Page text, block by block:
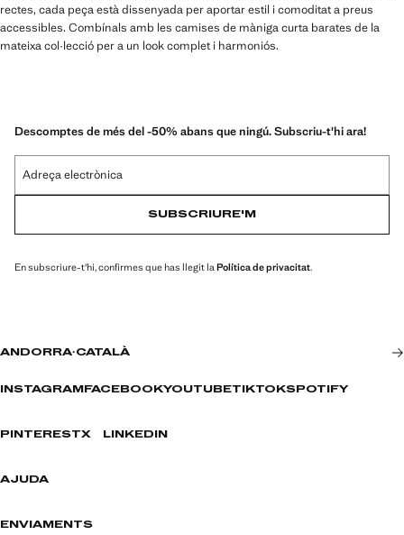
rectes, cada peça està dissenyada per aportar estil i comoditat a preus
accessibles. Combínals amb les camises de màniga curta barates de la
mateixa col·lecció per a un look complet i harmoniós.
Descomptes de més del -50% abans que ningú. Subscriu-t'hi ara!
Adreça electrònica
SUBSCRIURE'M
En subscriure-t'hi, confirmes que has llegit la Política de privacitat.
ANDORRA·CATALÀ
INSTAGRAM FACEBOOKYOUTUBETIKTOKSPOTIFY
PINTERESTX LINKEDIN
AJUDA
ENVIAMENTS